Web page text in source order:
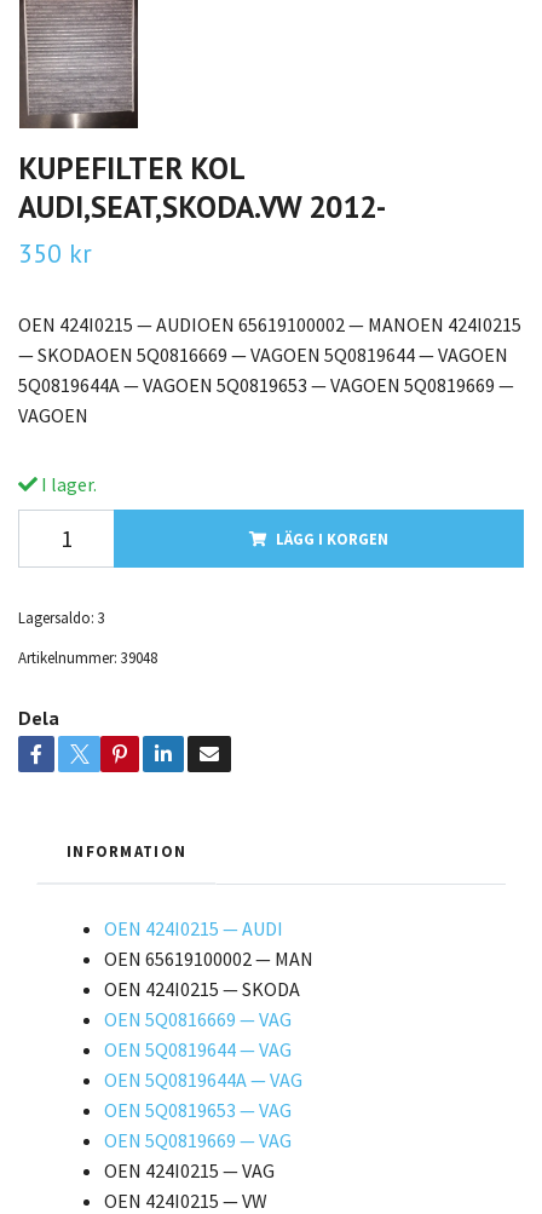
KUPEFILTER KOL
AUDI,SEAT,SKODA.VW 2012-
350 kr
OEN 424I0215 — AUDIOEN 65619100002 — MANOEN 424I0215
— SKODAOEN 5Q0816669 — VAGOEN 5Q0819644 — VAGOEN
5Q0819644A — VAGOEN 5Q0819653 — VAGOEN 5Q0819669 —
VAGOEN
I lager.
LÄGG I KORGEN
Lagersaldo: 3
Artikelnummer: 39048
Dela
INFORMATION
OEN 424I0215 — AUDI
OEN 65619100002 — MAN
OEN 424I0215 — SKODA
OEN 5Q0816669 — VAG
OEN 5Q0819644 — VAG
OEN 5Q0819644A — VAG
OEN 5Q0819653 — VAG
OEN 5Q0819669 — VAG
OEN 424I0215 — VAG
OEN 424I0215 — VW